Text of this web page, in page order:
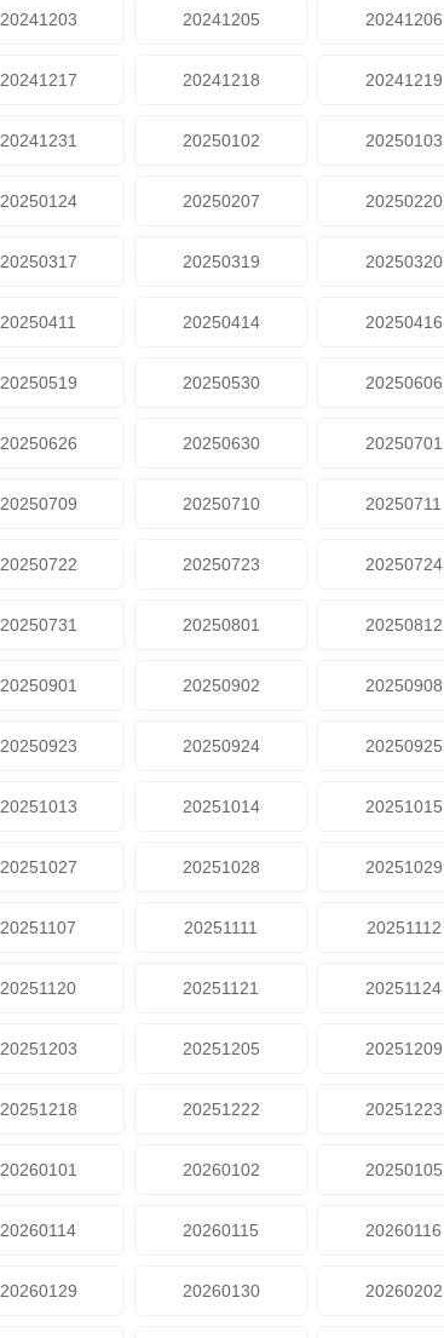
20241203 20241205 20241206
20241217 20241218 20241219
20241231 20250102 20250103
20250124 20250207 20250220
20250317 20250319 20250320
20250411 20250414 20250416
20250519 20250530 20250606
20250626 20250630 20250701
20250709 20250710 20250711
20250722 20250723 20250724
20250731 20250801 20250812
20250901 20250902 20250908
20250923 20250924 20250925
20251013 20251014 20251015
20251027 20251028 20251029
20251107 20251111 20251112
20251120 20251121 20251124
20251203 20251205 20251209
20251218 20251222 20251223
20260101 20260102 20250105
20260114 20260115 20260116
20260129 20260130 20260202